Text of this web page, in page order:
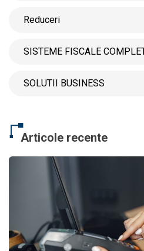
Reduceri
SISTEME FISCALE
SOLUTII BUSINESS
Articole recente